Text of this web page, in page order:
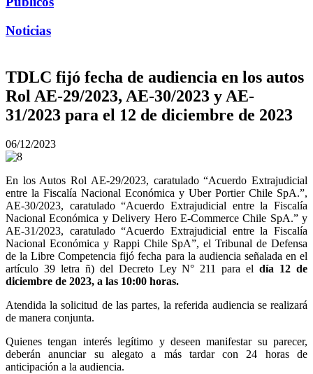
Noticias
TDLC fijó fecha de audiencia en los autos
Rol AE-29/2023, AE-30/2023 y AE-
31/2023 para el 12 de diciembre de 2023
06/12/2023
En los Autos Rol AE-29/2023, caratulado “Acuerdo Extrajudicial
entre la Fiscalía Nacional Económica y Uber Portier Chile SpA.”,
AE-30/2023, caratulado “Acuerdo Extrajudicial entre la Fiscalía
Nacional Económica y Delivery Hero E-Commerce Chile SpA.” y
AE-31/2023, caratulado “Acuerdo Extrajudicial entre la Fiscalía
Nacional Económica y Rappi Chile SpA”, el Tribunal de Defensa
de la Libre Competencia fijó fecha para la audiencia señalada en el
artículo 39 letra ñ) del Decreto Ley N° 211 para eldía 12 de
diciembre de 2023, a las 10:00 horas.
Atendida la solicitud de las partes, la referida audiencia se realizará
de manera conjunta.
Quienes tengan interés legítimo y deseen manifestar su parecer,
deberán anunciar su alegato a más tardar con 24 horas de
anticipación a la audiencia.